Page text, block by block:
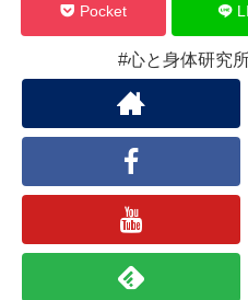
Pocket
#心と身体研究